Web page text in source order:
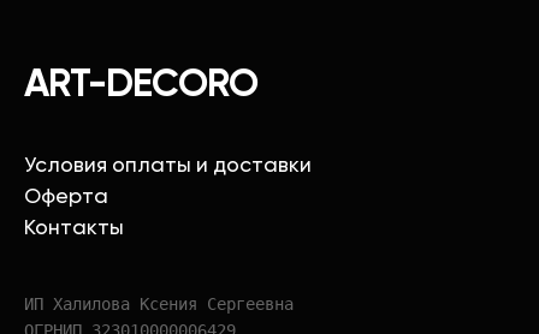
ART-DECORO
Условия оплаты и доставки
Оферта
Контакты
ИП Халилова Ксения Сергеевна